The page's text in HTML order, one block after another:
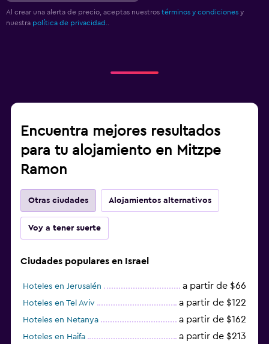
Al crear una alerta de precio, aceptas nuestros términos y condiciones y
nuestra política de privacidad.
Encuentra mejores resultados
para tu alojamiento en Mitzpe
Ramon
Otras ciudades Alojamientos alternativos
Voy a tener suerte
Ciudades populares en Israel
Hoteles en Jerusalén a partir de $66
Hoteles en Tel Aviv a partir de $122
Hoteles en Netanya a partir de $162
Hoteles en Haifa a partir de $213